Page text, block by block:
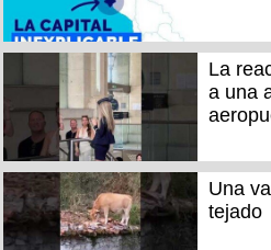
La
a una
Una
tejado